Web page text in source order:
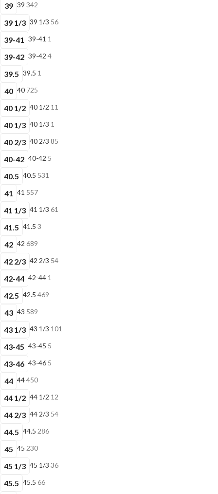
39 39 342
39 1/3 39 1/3 56
39-41 39-41 1
39-42 39-42 4
39.5 39.5 1
40 40 725
40 1/2 40 1/2 11
40 1/3 40 1/3 1
40 2/3 40 2/3 85
40-42 40-42 5
40.5 40.5 531
41 41 557
41 1/3 41 1/3 61
41.5 41.5 3
42 42 689
42 2/3 42 2/3 54
42-44 42-44 1
42.5 42.5 469
43 43 589
43 1/3 43 1/3 101
43-45 43-45 5
43-46 43-46 5
44 44450
44 1/2 44 1/2 12
44 2/3 44 2/3 54
44.5 44.5 286
45 45 230
45 1/3 45 1/3 36
45.5 45.5 66